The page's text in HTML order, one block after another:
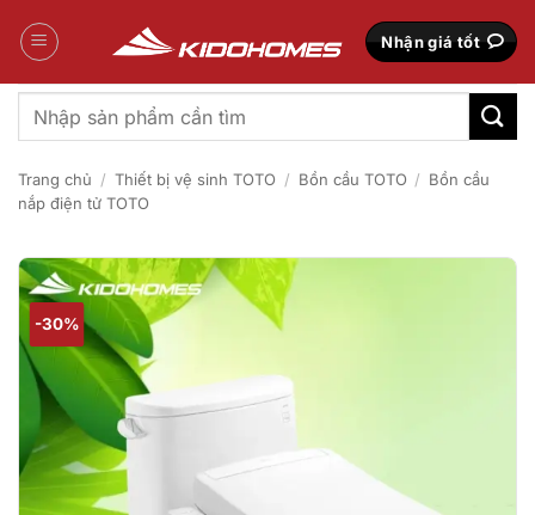
qua
Nhận giá tốt
Tìm
kiếm:
Trang chủ / Thiết bị vệ sinh TOTO / Bồn cầu TOTO / Bồn cầu
nắp điện tử TOTO
-30%